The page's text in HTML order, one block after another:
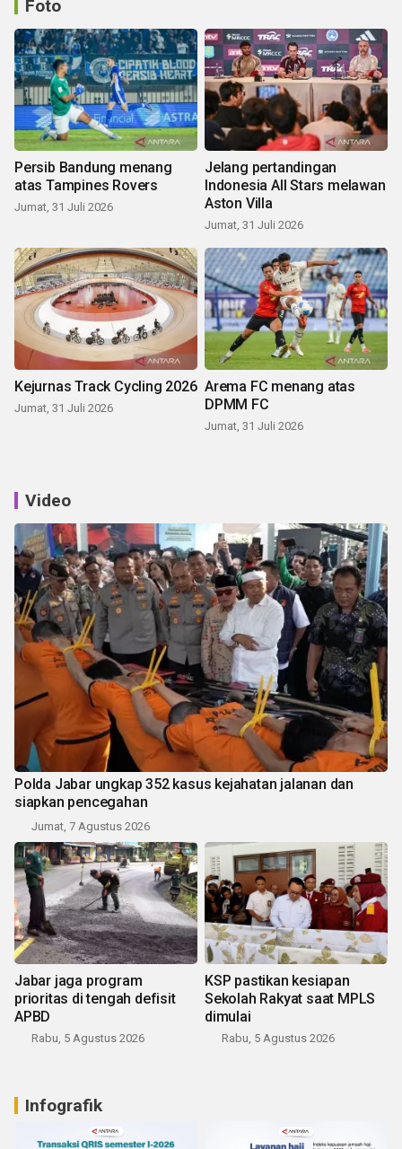
Foto
Persib Bandung menang
atas Tampines Rovers
Jumat, 31 Juli 2026
Jelang pertandingan
Indonesia All Stars melawan
Aston Villa
Jumat, 31 Juli 2026
Kejurnas Track Cycling 2026
Jumat, 31 Juli 2026
Arema FC menang atas
DPMM FC
Jumat, 31 Juli 2026
Video
Polda Jabar ungkap 352 kasus kejahatan jalanan dan
siapkan pencegahan
Jumat, 7 Agustus 2026
Jabar jaga program
prioritas di tengah defisit
APBD
Rabu, 5 Agustus 2026
KSP pastikan kesiapan
Sekolah Rakyat saat MPLS
dimulai
Rabu, 5 Agustus 2026
Infografik